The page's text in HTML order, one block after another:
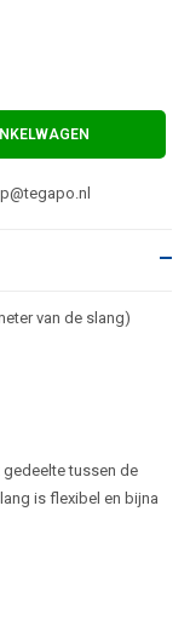
van de slang)
tussen de
is flexibel en bijna